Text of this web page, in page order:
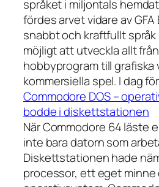
språket i miljontals
fördes arvet vidare av GFA
snabbt och kraftfullt
möjligt att utveckla allt
hobbyprogram till grafiska
kommersiella spel. I dag
Commodore DOS –
bodde i diskettstationen
När Commodore 64 läste
inte bara datorn som
Diskettstationen hade
processor, ett eget